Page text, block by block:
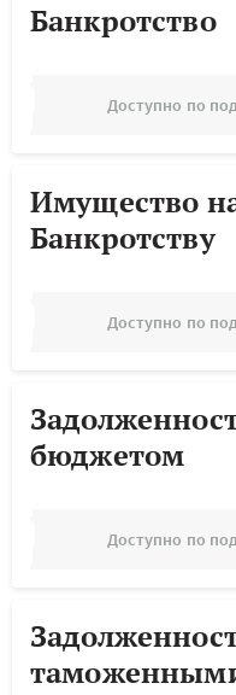
Банкротство
Доступно по
Имущество
Банкротству
Доступно по
бюджетом
Доступно по